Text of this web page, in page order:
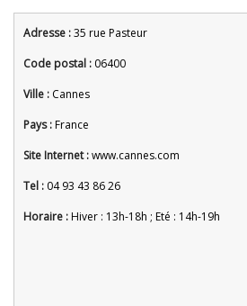
Adresse :35 rue Pasteur
Code postal : 06400
Ville : Cannes
Pays :France
Site Internet :www.cannes.com
Tel : 04 93 43 86 26
Horaire :Hiver : 13h-18h ; Eté : 14h-19h